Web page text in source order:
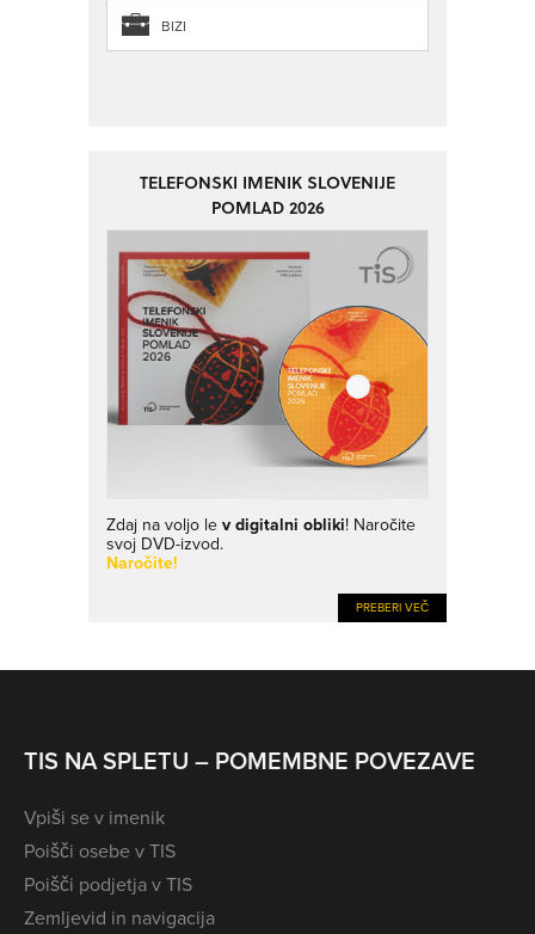
BIZI
TELEFONSKI IMENIK SLOVENIJE
POMLAD 2026
Zdaj na voljo lev digitalni obliki! Naročite
svoj DVD-izvod.
Naročite!
PREBERI VEČ
TIS NA SPLETU – POMEMBNE POVEZAVE
Vpiši se v imenik
Poišči osebe v TIS
Poišči podjetja v TIS
Zemljevid in navigacija